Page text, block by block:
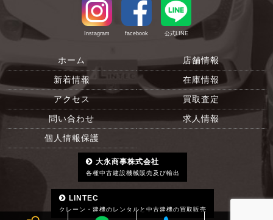
Instagram facebook 公式LINE
ホーム 店舗情報
新着情報 在庫情報
アクセス 買取査定
問い合わせ 求人情報
個人情報保護
大永商事株式会社
各種中古建設機械販売及び輸出
LINTEC
クレーン・建機のレンタルと中古建機の買取販売